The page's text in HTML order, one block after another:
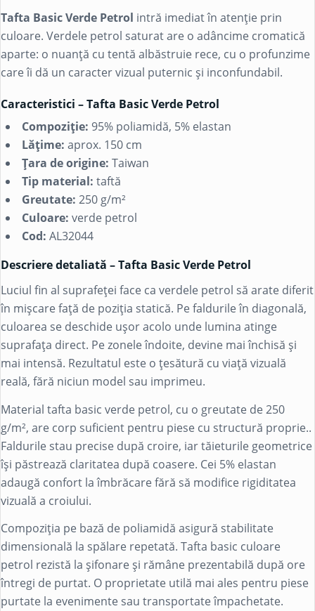
Tafta Basic Verde Petrol intră imediat în atenție prin
culoare. Verdele petrol saturat are o adâncime cromatică
aparte: o nuanță cu tentă albăstruie rece, cu o profunzime
care îi dă un caracter vizual puternic și inconfundabil.
Caracteristici – Tafta Basic Verde Petrol
Compoziție: 95% poliamidă, 5% elastan
Lățime: aprox. 150 cm
Țara de origine: Taiwan
Tip material: taftă
Greutate: 250 g/m²
Culoare: verde petrol
Cod: AL32044
Descriere detaliată – Tafta Basic Verde Petrol
Luciul fin al suprafeței face ca verdele petrol să arate diferit
în mișcare față de poziția statică. Pe faldurile în diagonală,
culoarea se deschide ușor acolo unde lumina atinge
suprafața direct. Pe zonele îndoite, devine mai închisă și
mai intensă. Rezultatul este o țesătură cu viață vizuală
reală, fără niciun model sau imprimeu.
Material tafta basic verde petrol, cu o greutate de 250
g/m², are corp suficient pentru piese cu structură proprie..
Faldurile stau precise după croire, iar tăieturile geometrice
își păstrează claritatea după coasere. Cei 5% elastan
adaugă confort la îmbrăcare fără să modifice rigiditatea
vizuală a croiului.
Compoziția pe bază de poliamidă asigură stabilitate
dimensională la spălare repetată. Tafta basic culoare
petrol rezistă la șifonare și rămâne prezentabilă după ore
întregi de purtat. O proprietate utilă mai ales pentru piese
purtate la evenimente sau transportate împachetate.